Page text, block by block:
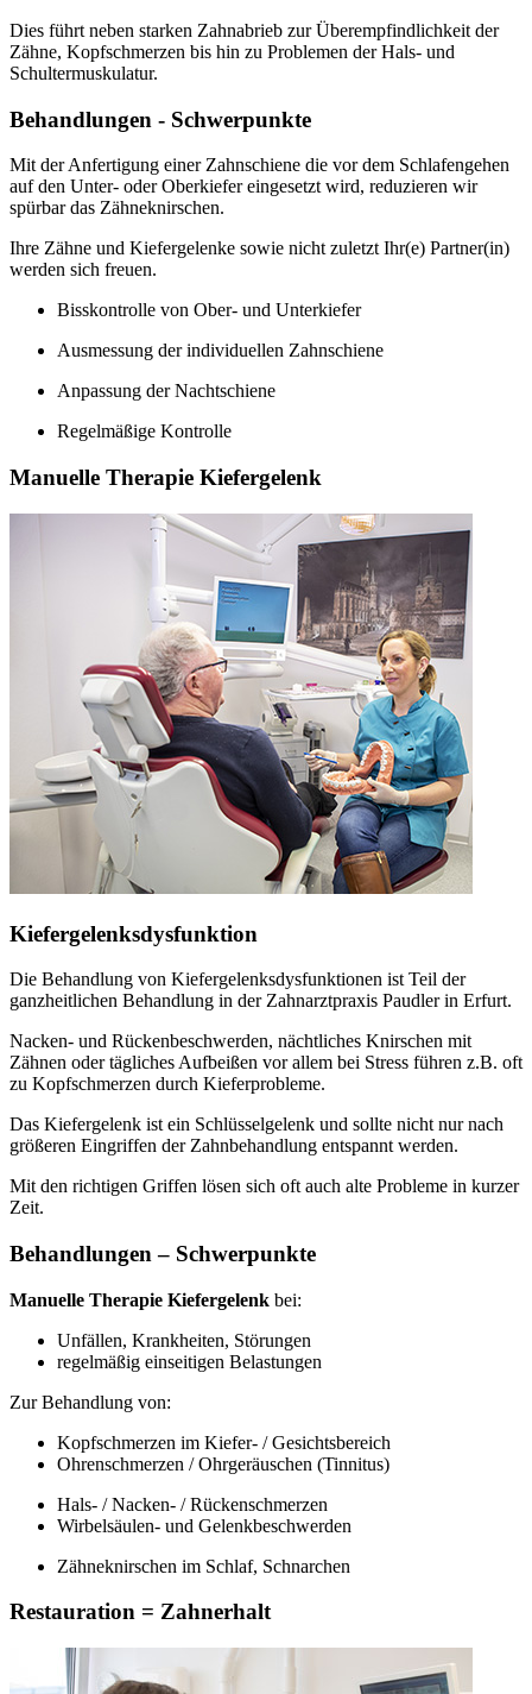
Dies führt neben starken Zahnabrieb zur Überempfindlichkeit der
Zähne, Kopfschmerzen bis hin zu Problemen der Hals- und
Schultermuskulatur.
Behandlungen - Schwerpunkte
Mit der Anfertigung einer Zahnschiene die vor dem Schlafengehen
auf den Unter- oder Oberkiefer eingesetzt wird, reduzieren wir
spürbar das Zähneknirschen.
Ihre Zähne und Kiefergelenke sowie nicht zuletzt Ihr(e) Partner(in)
werden sich freuen.
Bisskontrolle von Ober- und Unterkiefer
Ausmessung der individuellen Zahnschiene
Anpassung der Nachtschiene
Regelmäßige Kontrolle
Manuelle Therapie Kiefergelenk
Kiefergelenksdysfunktion
Die Behandlung von Kiefergelenksdysfunktionen ist Teil der
ganzheitlichen Behandlung in der Zahnarztpraxis Paudler in Erfurt.
Nacken- und Rückenbeschwerden, nächtliches Knirschen mit
Zähnen oder tägliches Aufbeißen vor allem bei Stress führen z.B. oft
zu Kopfschmerzen durch Kieferprobleme.
Das Kiefergelenk ist ein Schlüsselgelenk und sollte nicht nur nach
größeren Eingriffen der Zahnbehandlung entspannt werden.
Mit den richtigen Griffen lösen sich oft auch alte Probleme in kurzer
Zeit.
Behandlungen – Schwerpunkte
Manuelle Therapie Kiefergelenk bei:
Unfällen, Krankheiten, Störungen
regelmäßig einseitigen Belastungen
Zur Behandlung von:
Kopfschmerzen im Kiefer- / Gesichtsbereich
Ohrenschmerzen / Ohrgeräuschen (Tinnitus)
Hals- / Nacken- / Rückenschmerzen
Wirbelsäulen- und Gelenkbeschwerden
Zähneknirschen im Schlaf, Schnarchen
Restauration = Zahnerhalt